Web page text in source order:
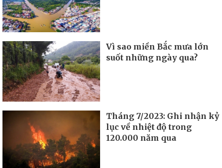
Vì sao miền Bắc mưa lớn
suốt những ngày qua?
Tháng 7/2023: Ghi nhận kỷ
lục về nhiệt độ trong
120.000 năm qua